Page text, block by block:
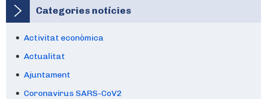
Categories notícies
Activitat econòmica
Actualitat
Ajuntament
Coronavirus SARS-CoV2